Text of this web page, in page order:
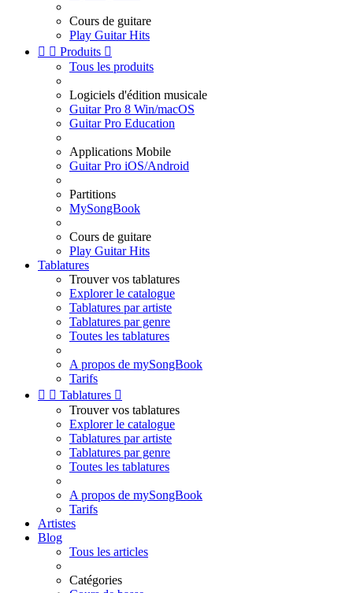
Cours de guitare
Play Guitar Hits
  Produits 
Tous les produits
Logiciels d'édition musicale
Guitar Pro 8 Win/macOS
Guitar Pro Education
Applications Mobile
Guitar Pro iOS/Android
Partitions
MySongBook
Cours de guitare
Play Guitar Hits
Tablatures
Trouver vos tablatures
Explorer le catalogue
Tablatures par artiste
Tablatures par genre
Toutes les tablatures
A propos de mySongBook
Tarifs
  Tablatures 
Trouver vos tablatures
Explorer le catalogue
Tablatures par artiste
Tablatures par genre
Toutes les tablatures
A propos de mySongBook
Tarifs
Artistes
Blog
Tous les articles
Catégories